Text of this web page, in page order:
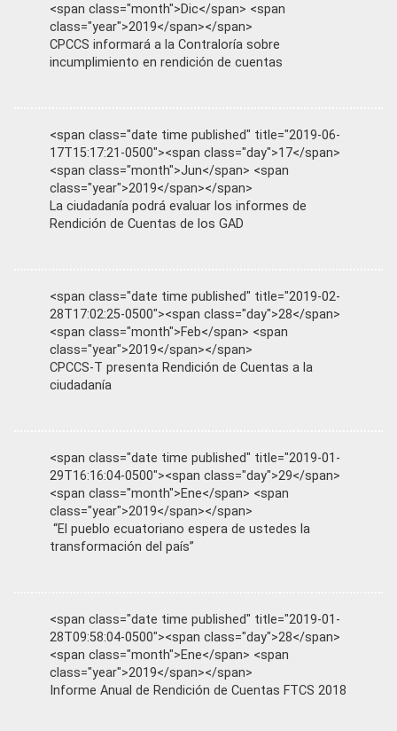
<span class="month">Dic</span> <span
class="year">2019</span></span>
CPCCS informará a la Contraloría sobre
incumplimiento en rendición de cuentas
<span class="date time published" title="2019-06-
17T15:17:21-0500"><span class="day">17</span>
<span class="month">Jun</span> <span
class="year">2019</span></span>
La ciudadanía podrá evaluar los informes de
Rendición de Cuentas de los GAD
<span class="date time published" title="2019-02-
28T17:02:25-0500"><span class="day">28</span>
<span class="month">Feb</span> <span
class="year">2019</span></span>
CPCCS-T presenta Rendición de Cuentas a la
ciudadanía
<span class="date time published" title="2019-01-
29T16:16:04-0500"><span class="day">29</span>
<span class="month">Ene</span> <span
class="year">2019</span></span>
“El pueblo ecuatoriano espera de ustedes la
transformación del país”
<span class="date time published" title="2019-01-
28T09:58:04-0500"><span class="day">28</span>
<span class="month">Ene</span> <span
class="year">2019</span></span>
Informe Anual de Rendición de Cuentas FTCS 2018